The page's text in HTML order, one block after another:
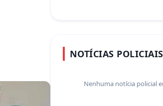
NOTÍCIAS POLICIAIS
Nenhuma notícia policial